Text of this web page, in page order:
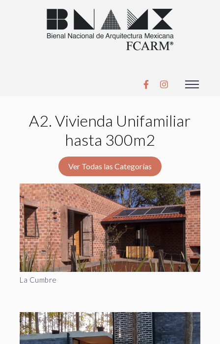
A2. Vivienda Unifamiliar
hasta 300m2
Ver Todas las Categorías
La Cumbre